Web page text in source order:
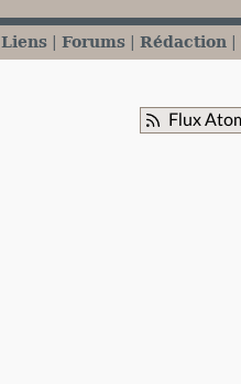
Liens Forums Rédaction
Flux